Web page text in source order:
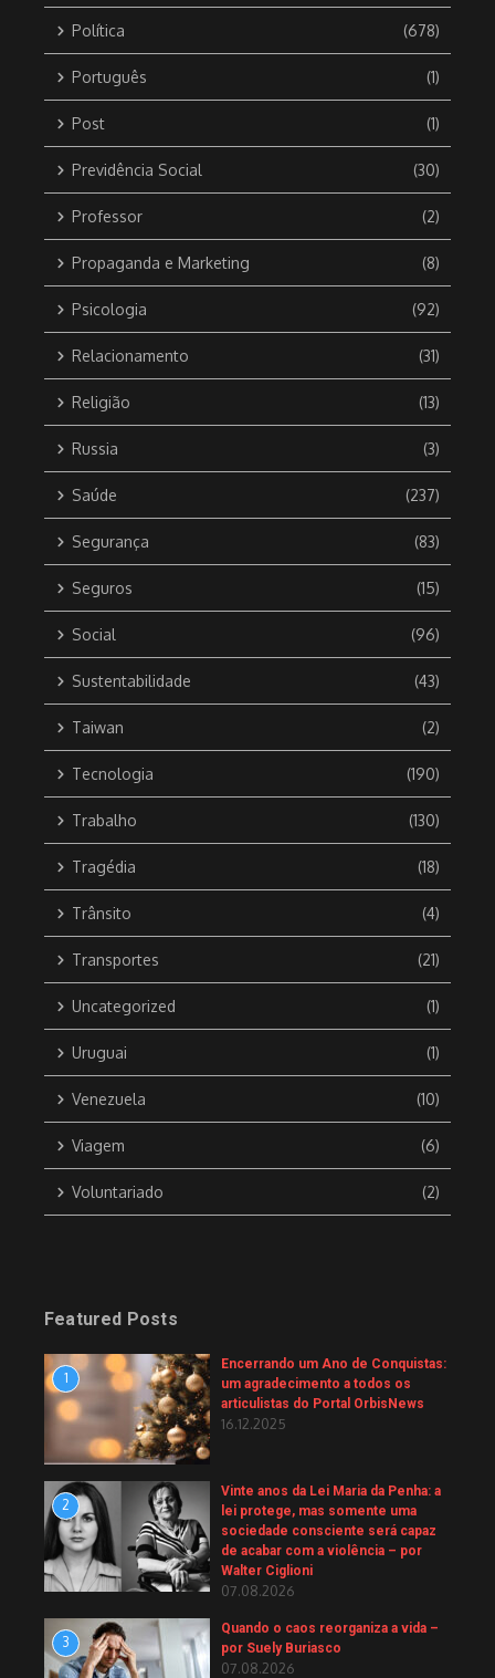
Política (678)
Português (1)
Post (1)
Previdência Social (30)
Professor (2)
Propaganda e Marketing (8)
Psicologia (92)
Relacionamento (31)
Religião (13)
Russia (3)
Saúde (237)
Segurança (83)
Seguros (15)
Social (96)
Sustentabilidade (43)
Taiwan (2)
Tecnologia (190)
Trabalho (130)
Tragédia (18)
Trânsito (4)
Transportes (21)
Uncategorized (1)
Uruguai (1)
Venezuela (10)
Viagem (6)
Voluntariado (2)
Featured Posts
1
Encerrando um Ano de Conquistas:
um agradecimento a todos os
articulistas do Portal OrbisNews
16.12.2025
2
Vinte anos da Lei Maria da Penha: a
lei protege, mas somente uma
sociedade consciente será capaz
de acabar com a violência – por
Walter Ciglioni
07.08.2026
3
Quando o caos reorganiza a vida –
por Suely Buriasco
07.08.2026